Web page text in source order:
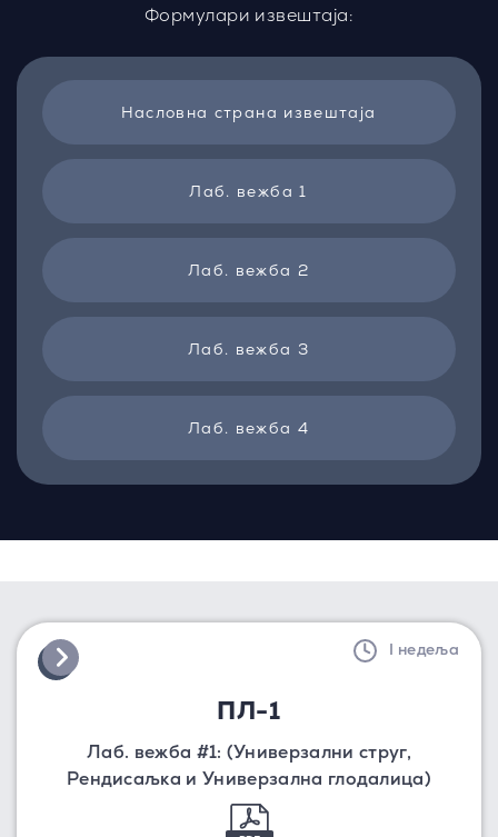
Формулари извештаја:
Насловна страна извештаја
Лаб. вежба 1
Лаб. вежба 2
Лаб. вежба 3
Лаб. вежба 4
ПЛ-1
Лаб. вежба #1: (Универзални струг,
Рендисаљка и Универзална глодалица)
I недеља